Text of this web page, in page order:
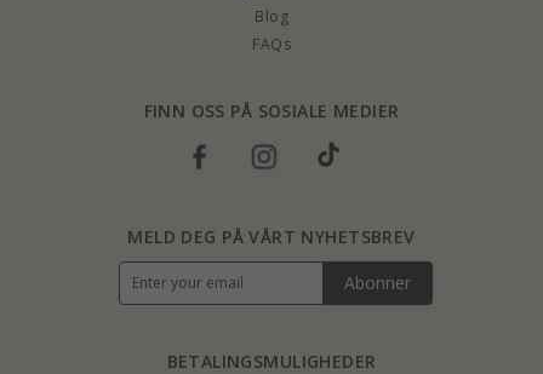
Blog
FAQs
FINN OSS PÅ SOSIALE MEDIER
BETALINGSMULIGHEDER
MELD DEG PÅ VÅRT NYHETSBREV
Abonner